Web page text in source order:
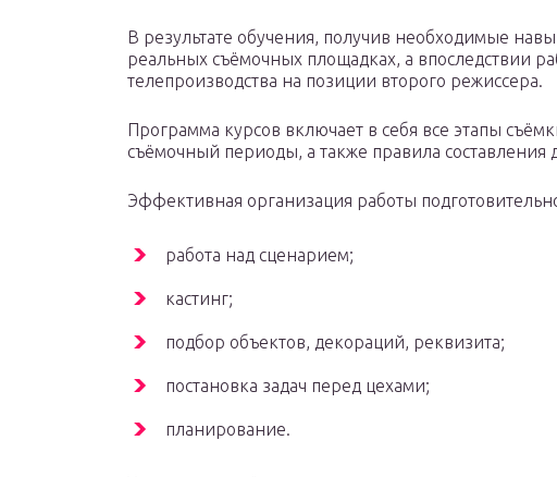
В результате обучения, получив необходимые
реальных съёмочных площадках, а впоследствии
телепроизводства на позиции второго режиссера.
Программа курсов включает в себя все этапы
съёмочный периоды, а также правила составления
Эффективная организация работы
работа над сценарием;
кастинг;
подбор объектов, декораций, реквизита;
постановка задач перед цехами;
планирование.